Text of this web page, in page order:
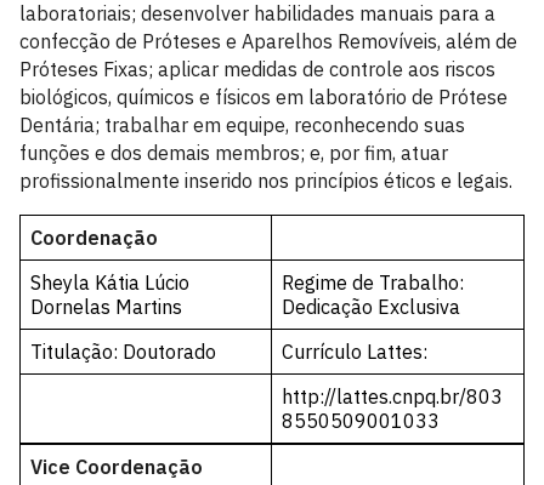
laboratoriais; desenvolver habilidades manuais para a
confecção de Próteses e Aparelhos Removíveis, além de
Próteses Fixas; aplicar medidas de controle aos riscos
biológicos, químicos e físicos em laboratório de Prótese
Dentária; trabalhar em equipe, reconhecendo suas
funções e dos demais membros; e, por fim, atuar
profissionalmente inserido nos princípios éticos e legais.
Coordenação
Sheyla Kátia Lúcio
Dornelas Martins
Regime de Trabalho:
Dedicação Exclusiva
Titulação: Doutorado
Currículo Lattes:
http://lattes.cnpq.br/803
8550509001033
Vice Coordenação